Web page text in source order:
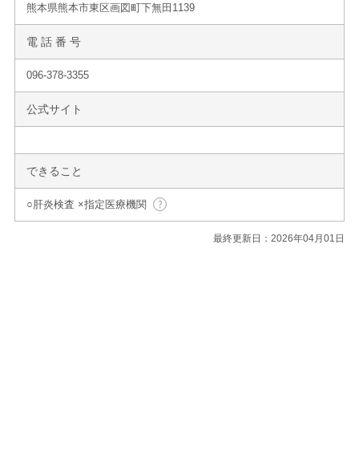
熊本県熊本市東区画図町下無田1139
電 話 番 号
096-378-3355
公式サイト
できること
○肝炎検査 ×指定医療機関
最終更新日：2026年04月01日